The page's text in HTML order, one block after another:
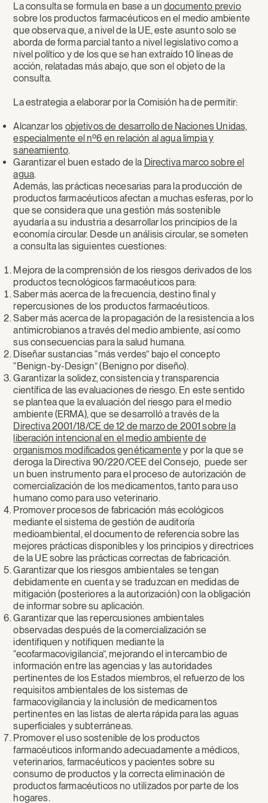
La consulta se formula en base a undocumento previo
sobre los productos farmacéuticos en el medio ambiente
que observa que, a nivel de la UE, este asunto solo se
aborda de forma parcial tanto a nivel legislativo como a
nivel político y de los que se han extraído 10 líneas de
acción, relatadas más abajo, que son el objeto de la
consulta.
La estrategia a elaborar por la Comisión ha de permitir:
Alcanzar los objetivos de desarrollo de Naciones Unidas,
especialmente el nº6 en relación al agua limpia y
saneamiento.
Garantizar el buen estado de la Directiva marco sobre el
agua.
Además, las prácticas necesarias para la producción de
productos farmacéuticos afectan a muchas esferas, por lo
que se considera que una gestión más sostenible
ayudaría a su industria a desarrollar los principios de la
economía circular. Desde un análisis circular, se someten
a consulta las siguientes cuestiones:
Mejora de la comprensión de los riesgos derivados de los
productos tecnológicos farmacéuticos para:
Saber más acerca de la frecuencia, destino final y
repercusiones de los productos farmacéuticos.
Saber más acerca de la propagación de la resistencia a los
antimicrobianos a través del medio ambiente, así como
sus consecuencias para la salud humana.
Diseñar sustancias “más verdes” bajo el concepto
“Benign-by-Design” (Benigno por diseño).
Garantizar la solidez, consistencia y transparencia
científica de las evaluaciones de riesgo. En este sentido
se plantea que la evaluación del riesgo para el medio
ambiente (ERMA), que se desarrolló a través de la
Directiva 2001/18/CE de 12 de marzo de 2001 sobre la
liberación intencional en el medio ambiente de
organismos modificados genéticamentey por la que se
deroga la Directiva 90/220/CEE del Consejo, puede ser
un buen instrumento para el proceso de autorización de
comercialización de los medicamentos, tanto para uso
humano como para uso veterinario.
Promover procesos de fabricación más ecológicos
mediante el sistema de gestión de auditoría
medioambiental, el documento de referencia sobre las
mejores prácticas disponibles y los principios y directrices
de la UE sobre las prácticas correctas de fabricación.
Garantizar que los riesgos ambientales se tengan
debidamente en cuenta y se traduzcan en medidas de
mitigación (posteriores a la autorización) con la obligación
de informar sobre su aplicación.
Garantizar que las repercusiones ambientales
observadas después de la comercialización se
identifiquen y notifiquen mediante la
“ecofarmacovigilancia”, mejorando el intercambio de
información entre las agencias y las autoridades
pertinentes de los Estados miembros, el refuerzo de los
requisitos ambientales de los sistemas de
farmacovigilancia y la inclusión de medicamentos
pertinentes en las listas de alerta rápida para las aguas
superficiales y subterráneas.
Promover el uso sostenible de los productos
farmacéuticos informando adecuadamente a médicos,
veterinarios, farmacéuticos y pacientes sobre su
consumo de productos y la correcta eliminación de
productos farmacéuticos no utilizados por parte de los
hogares.